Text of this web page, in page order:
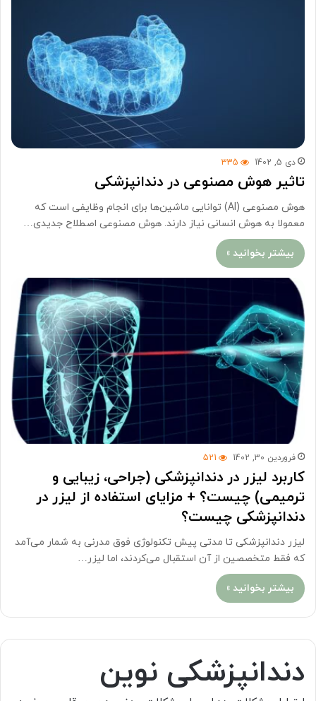
دی 5, 1402 335
تاثیر هوش مصنوعی در دندانپزشکی
هوش مصنوعی (AI) توانایی ماشین‌ها برای انجام وظایفی است که
معمولا به هوش انسانی نیاز دارند. هوش مصنوعی اصطلاح جدیدی…
بیشتر بخوانید »
فروردین 30, 1402 521
کاربرد لیزر در دندانپزشکی (جراحی، زیبایی و
ترمیمی) چیست؟ + مزایای استفاده از لیزر در
دندانپزشکی چیست؟
لیزر دندانپزشکی تا مدتی پیش تکنولوژی فوق مدرنی به شمار می‌آمد
که فقط متخصصین از آن استقبال می‌کردند، اما لیزر…
بیشتر بخوانید »
دندانپزشکی نوین